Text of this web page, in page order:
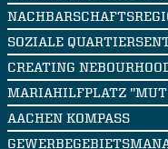
SOZIALE
CREATING
MARIAHILFPLATZ
AACHEN KOMPASS